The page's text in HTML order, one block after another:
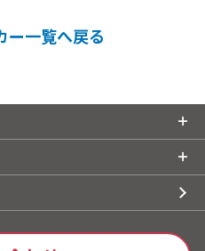
ー一覧へ戻る